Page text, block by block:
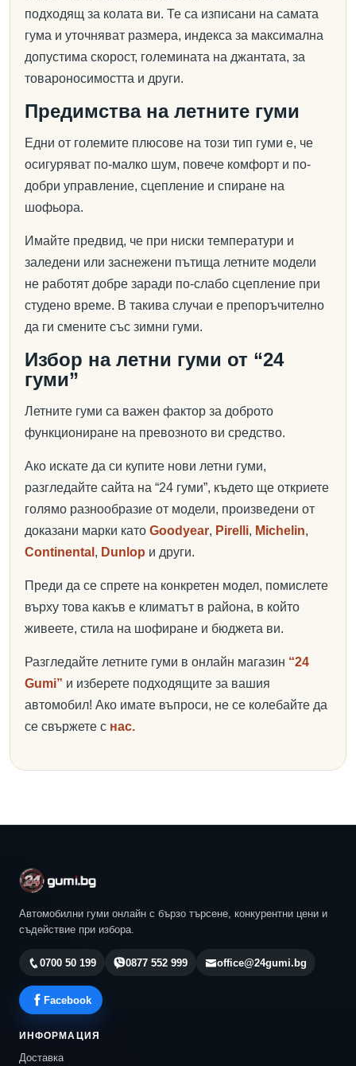
подходящ за колата ви. Те са изписани на самата
гума и уточняват размера, индекса за максимална
допустима скорост, големината на джантата, за
товароносимостта и други.
Предимства на летните гуми
Едни от големите плюсове на този тип гуми е, че
осигуряват по-малко шум, повече комфорт и по-
добри управление, сцепление и спиране на
шофьора.
Имайте предвид, че при ниски температури и
заледени или заснежени пътища летните модели
не работят добре заради по-слабо сцепление при
студено време. В такива случаи е препоръчително
да ги смените със зимни гуми.
Избор на летни гуми от “24
гуми”
Летните гуми са важен фактор за доброто
функциониране на превозното ви средство.
Ако искате да си купите нови летни гуми,
разгледайте сайта на “24 гуми”, където ще откриете
голямо разнообразие от модели, произведени от
доказани марки като Goodyear, Pirelli, Michelin,
Continental , Dunlop и други.
Преди да се спрете на конкретен модел, помислете
върху това какъв е климатът в района, в който
живеете, стила на шофиране и бюджета ви.
Разгледайте летните гуми в онлайн магазин “24
Gumi” и изберете подходящите за вашия
автомобил! Ако имате въпроси, не се колебайте да
се свържете с нас.
Автомобилни гуми онлайн с бързо търсене, конкурентни цени и
съдействие при избора.
0700 50 199 0877 552 999 office@24gumi.bg
Facebook
ИНФОРМАЦИЯ
Доставка